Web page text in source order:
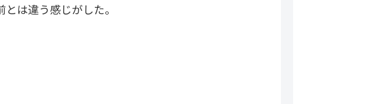
は違う感じがした。